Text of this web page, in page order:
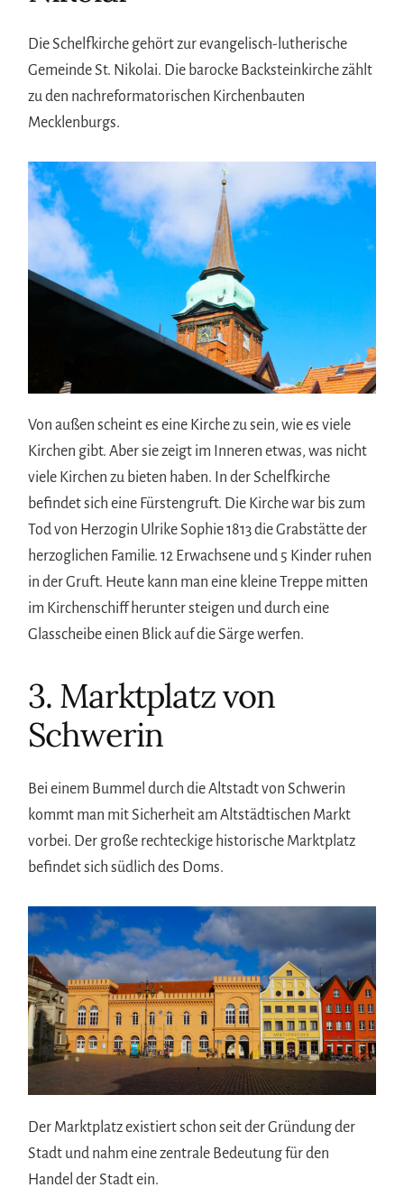
Die Schelfkirche gehört zur evangelisch-lutherische
Gemeinde St. Nikolai. Die barocke Backsteinkirche zählt
zu den nachreformatorischen Kirchenbauten
Mecklenburgs.
Von außen scheint es eine Kirche zu sein, wie es viele
Kirchen gibt. Aber sie zeigt im Inneren etwas, was nicht
viele Kirchen zu bieten haben. In der Schelfkirche
befindet sich eine Fürstengruft. Die Kirche war bis zum
Tod von Herzogin Ulrike Sophie 1813 die Grabstätte der
herzoglichen Familie. 12 Erwachsene und 5 Kinder ruhen
in der Gruft. Heute kann man eine kleine Treppe mitten
im Kirchenschiff herunter steigen und durch eine
Glasscheibe einen Blick auf die Särge werfen.
3. Marktplatz von
Schwerin
Bei einem Bummel durch die Altstadt von Schwerin
kommt man mit Sicherheit am Altstädtischen Markt
vorbei. Der große rechteckige historische Marktplatz
befindet sich südlich des Doms.
Der Marktplatz existiert schon seit der Gründung der
Stadt und nahm eine zentrale Bedeutung für den
Handel der Stadt ein.